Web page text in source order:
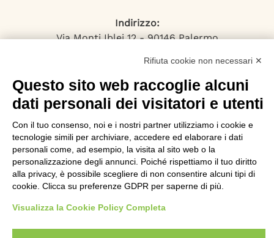
Indirizzo:
Via Monti Iblei 12 - 90146 Palermo
Numero Verde:
800-034.597
Email:
contattaci@specialistadebiti.it
I nostri servizi
Esdebitamento
Legge 3
Consolidamento Debiti
Sovraindebitamento
Rifiuta cookie non necessari ✕
Questo sito web raccoglie alcuni
dati personali dei visitatori e utenti
Con il tuo consenso, noi e i nostri partner utilizziamo i cookie e
tecnologie simili per archiviare, accedere ed elaborare i dati
personali come, ad esempio, la visita al sito web o la
personalizzazione degli annunci. Poiché rispettiamo il tuo diritto
alla privacy, è possibile scegliere di non consentire alcuni tipi di
cookie. Clicca su preferenze GDPR per saperne di più.
Visualizza la Cookie Policy Completa